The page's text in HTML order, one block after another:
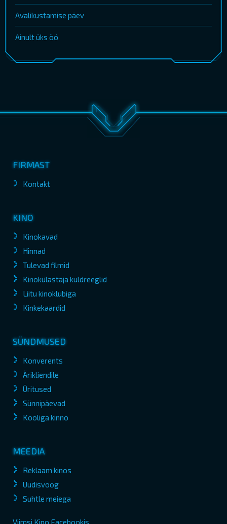
Avalikustamise päev
Ainult üks öö
FIRMAST
Kontakt
KINO
Kinokavad
Hinnad
Tulevad filmid
Kinokülastaja kuldreeglid
Liitu kinoklubiga
Kinkekaardid
SÜNDMUSED
Konverents
Ärikliendile
Üritused
Sünnipäevad
Kooliga kinno
MEEDIA
Reklaam kinos
Uudisvoog
Suhtle meiega